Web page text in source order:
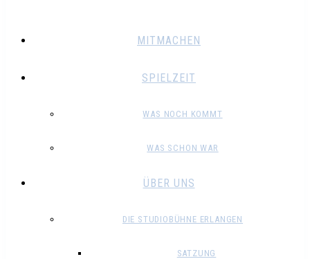
MITMACHEN
SPIELZEIT
WAS NOCH KOMMT
WAS SCHON WAR
ÜBER UNS
DIE STUDIOBÜHNE ERLANGEN
SATZUNG